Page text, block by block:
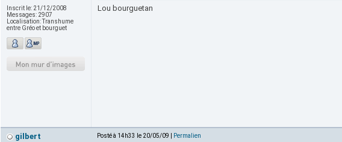
Inscrit le: 21/12/2008
Messages: 2907
Localisation:Transhume
entre Gréo et bourguet
Lou bourguetan
gilbert Posté à 14h33 le 20/05/09 | Permalien